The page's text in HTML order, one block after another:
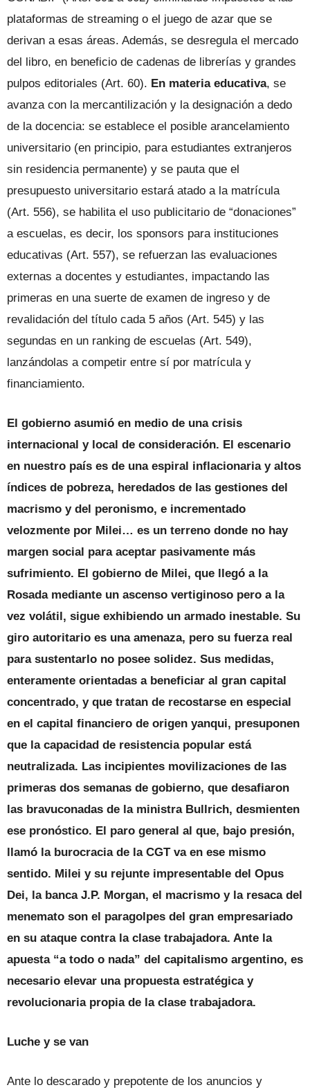
plataformas de streaming o el juego de azar que se
derivan a esas áreas. Además, se desregula el mercado
del libro, en beneficio de cadenas de librerías y grandes
pulpos editoriales (Art. 60). En materia educativa, se
avanza con la mercantilización y la designación a dedo
de la docencia: se establece el posible arancelamiento
universitario (en principio, para estudiantes extranjeros
sin residencia permanente) y se pauta que el
presupuesto universitario estará atado a la matrícula
(Art. 556), se habilita el uso publicitario de “donaciones”
a escuelas, es decir, los sponsors para instituciones
educativas (Art. 557), se refuerzan las evaluaciones
externas a docentes y estudiantes, impactando las
primeras en una suerte de examen de ingreso y de
revalidación del título cada 5 años (Art. 545) y las
segundas en un ranking de escuelas (Art. 549),
lanzándolas a competir entre sí por matrícula y
financiamiento.
El gobierno asumió en medio de una crisis
internacional y local de consideración. El escenario
en nuestro país es de una espiral inflacionaria y altos
índices de pobreza, heredados de las gestiones del
macrismo y del peronismo, e incrementado
velozmente por Milei… es un terreno donde no hay
margen social para aceptar pasivamente más
sufrimiento. El gobierno de Milei, que llegó a la
Rosada mediante un ascenso vertiginoso pero a la
vez volátil, sigue exhibiendo un armado inestable. Su
giro autoritario es una amenaza, pero su fuerza real
para sustentarlo no posee solidez. Sus medidas,
enteramente orientadas a beneficiar al gran capital
concentrado, y que tratan de recostarse en especial
en el capital financiero de origen yanqui, presuponen
que la capacidad de resistencia popular está
neutralizada. Las incipientes movilizaciones de las
primeras dos semanas de gobierno, que desafiaron
las bravuconadas de la ministra Bullrich, desmienten
ese pronóstico. El paro general al que, bajo presión,
llamó la burocracia de la CGT va en ese mismo
sentido. Milei y su rejunte impresentable del Opus
Dei, la banca J.P. Morgan, el macrismo y la resaca del
menemato son el paragolpes del gran empresariado
en su ataque contra la clase trabajadora. Ante la
apuesta “a todo o nada” del capitalismo argentino, es
necesario elevar una propuesta estratégica y
revolucionaria propia de la clase trabajadora.
Luche y se van
Ante lo descarado y prepotente de los anuncios y